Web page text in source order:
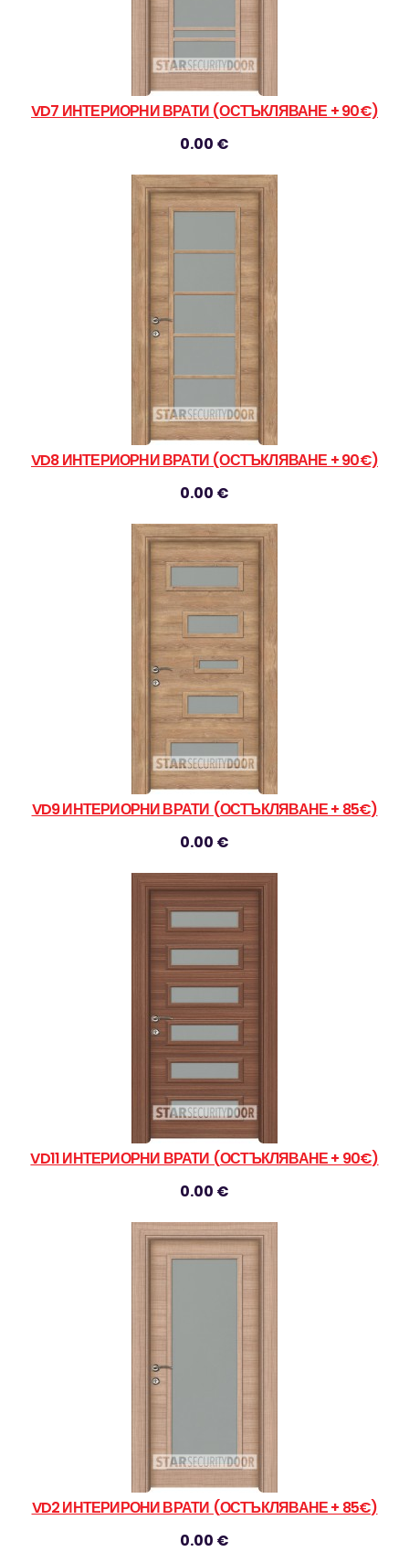
VD7 ИНТЕРИОРНИ ВРАТИ (ОСТЪКЛЯВАНЕ + 90€)
0.00 €
VD8 ИНТЕРИОРНИ ВРАТИ (ОСТЪКЛЯВАНЕ + 90€)
0.00 €
VD9 ИНТЕРИОРНИ ВРАТИ (ОСТЪКЛЯВАНЕ + 85€)
0.00 €
VD11 ИНТЕРИОРНИ ВРАТИ (ОСТЪКЛЯВАНЕ + 90€)
0.00 €
VD2 ИНТЕРИРОНИ ВРАТИ (ОСТЪКЛЯВАНЕ + 85€)
0.00 €